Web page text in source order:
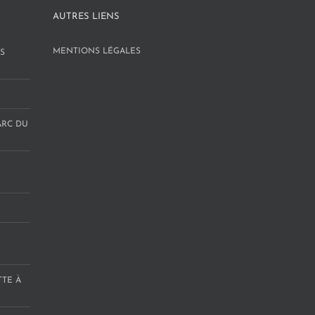
DU
À
AUTRES LIENS
MENTIONS LÉGALES